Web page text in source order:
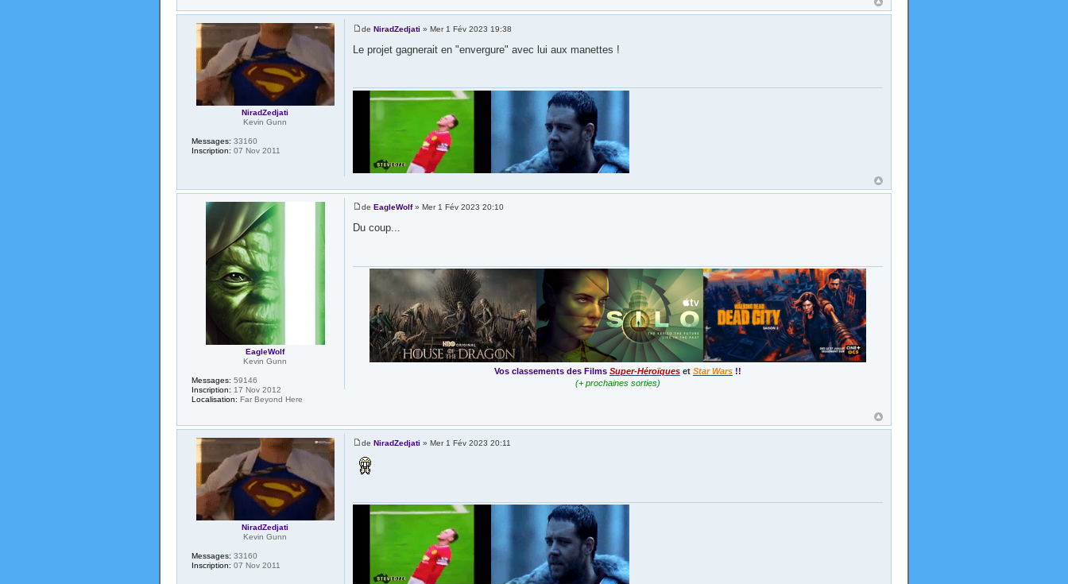
de NiradZedjati » Mer 1 Fév 2023 19:38
Le projet gagnerait en "envergure" avec lui aux manettes !
NiradZedjati
Kevin Gunn
Messages: 33160
Inscription: 07 Nov 2011
de EagleWolf» Mer 1 Fév 2023 20:10
Du coup...
Vos classements des Films Super-Héroïques et Star Wars !!
(+ prochaines sorties)
EagleWolf
Kevin Gunn
Messages: 59146
Inscription: 17 Nov 2012
Localisation: Far Beyond Here
de NiradZedjati » Mer 1 Fév 2023 20:11
NiradZedjati
Kevin Gunn
Messages: 33160
Inscription: 07 Nov 2011